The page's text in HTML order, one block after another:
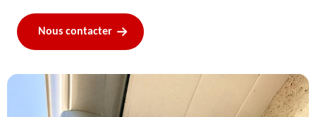
Nous contacter